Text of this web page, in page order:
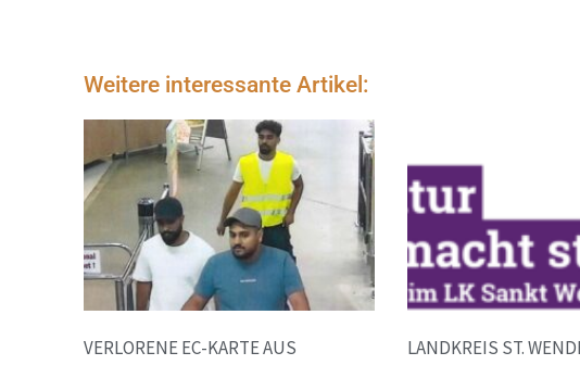
Weitere interessante Artikel:
VERLORENE EC-KARTE AUS
LANDKREIS ST.